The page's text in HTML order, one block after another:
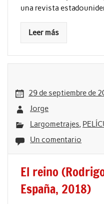
una revista
Leer más
29 de septiembre de
Jorge
Largometrajes,
Un comentario
El reino
España, 2018)